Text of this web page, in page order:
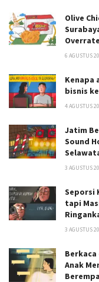
Olive
6 AGUSTUS
Kenapa
bisnis
4 AGUSTUS
Jatim
Sound
3 AGUSTUS
Seporsi
tapi
3 AGUSTUS
Anak